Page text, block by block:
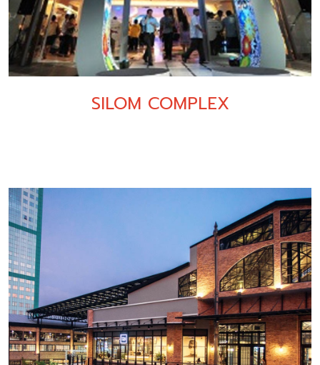
SILOM COMPLEX